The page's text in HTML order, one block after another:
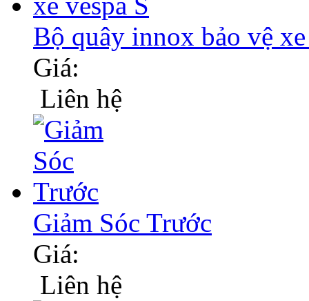
Bộ quây innox bảo vệ xe
Giá:
Liên hệ
Giảm Sóc Trước
Giá:
Liên hệ